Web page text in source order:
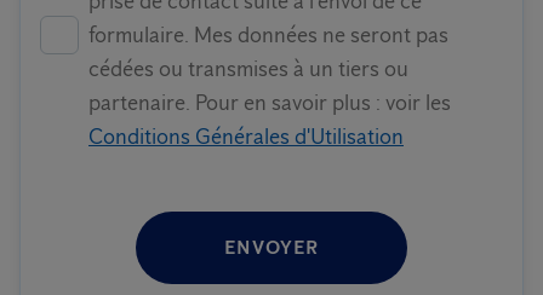
formulaire. Mes données ne seront pas
cédées ou transmises à un tiers ou
partenaire. Pour en savoir plus : voir les
Conditions Générales d'Utilisation
ENVOYER